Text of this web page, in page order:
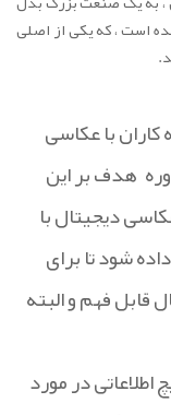
است ، که یکی از اصلی
با عکاسی
هدف بر این
دیجیتال با
شود تا برای
فهم و البته
در مورد